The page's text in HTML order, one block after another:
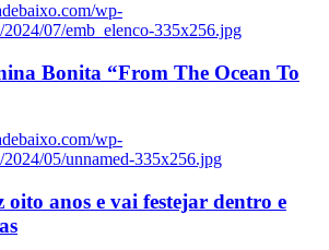
wp-
2024/07/emb_elenco-335x256.jpg
Bonita “From The Ocean To
wp-
2024/05/unnamed-335x256.jpg
oito anos e vai festejar dentro e